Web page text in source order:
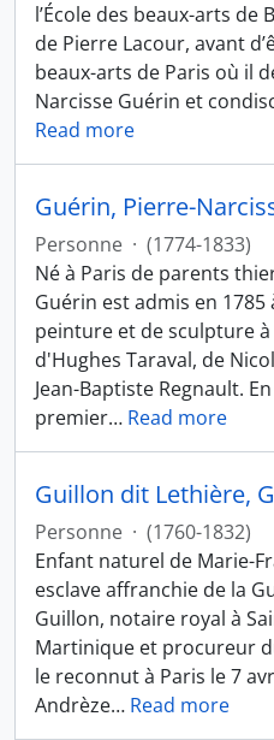
l’École des beaux-arts de
de Pierre Lacour, avant
beaux-arts de Paris où il
Narcisse Guérin et
Read more
Guérin, Pierre-
Personne · (1774-1833)
Né à Paris de parents
Guérin est admis en
peinture et de sculpture à
d'Hughes Taraval, de
Jean-Baptiste Regnault.
premier… Read more
Guillon dit Lethière,
Personne · (1760-1832)
Enfant naturel de Marie-
esclave affranchie de la
Guillon, notaire royal à
Martinique et procureur
le reconnut à Paris le 7
Andrèze… Read more